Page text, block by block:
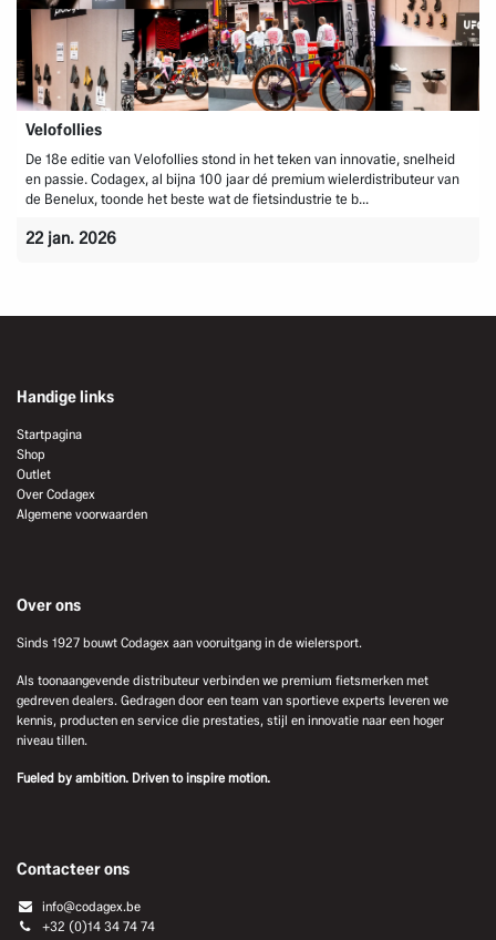
Velofollies
De 18e editie van Velofollies stond in het teken van innovatie, snelheid
en passie. Codagex, al bijna 100 jaar dé premium wielerdistributeur van
de Benelux, toonde het beste wat de fietsindustrie te b...
22 jan. 2026
Handige links
Startpagina
Shop
Outlet
Over Codagex
Algemene voorwaarden
Over ons
Sinds 1927 bouwt Codagex aan vooruitgang in de wielersport.
Als toonaangevende distributeur verbinden we premium fietsmerken met
gedreven dealers. Gedragen door een team van sportieve experts leveren we
kennis, producten en service die prestaties, stijl en innovatie naar een hoger
niveau tillen.
Fueled by ambition. Driven to inspire motion.
Contacteer ons
info@codagex.be
+32 (0)14 34 74 74​